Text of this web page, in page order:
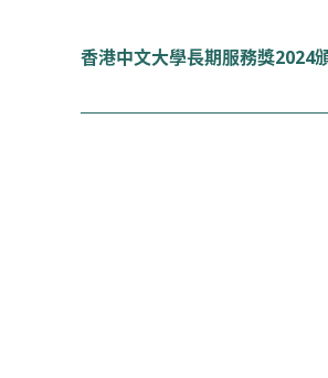
香港中文大學長期服務獎2024